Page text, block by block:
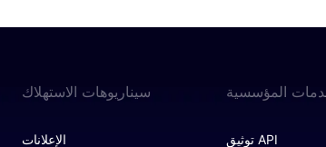
سيناريوهات الاستهلاك
الإعلانات
المؤسسية
توثيق API